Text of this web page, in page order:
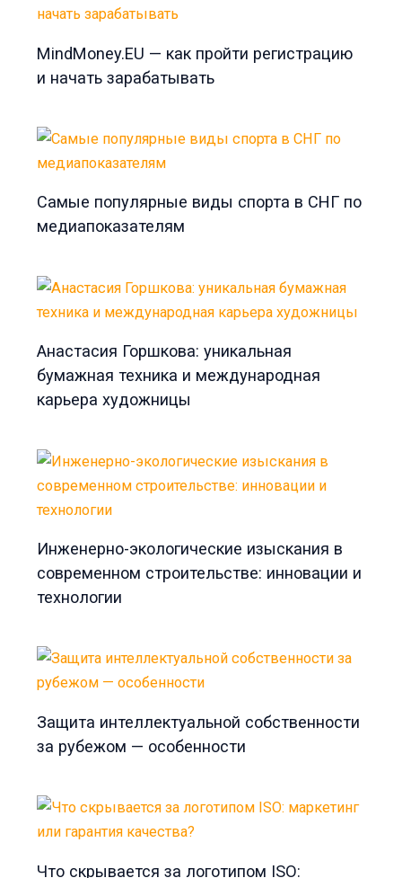
MindMoney.EU — как пройти регистрацию
и начать зарабатывать
Самые популярные виды спорта в СНГ по
медиапоказателям
Анастасия Горшкова: уникальная
бумажная техника и международная
карьера художницы
Инженерно-экологические изыскания в
современном строительстве: инновации и
технологии
Защита интеллектуальной собственности
за рубежом — особенности
Что скрывается за логотипом ISO: